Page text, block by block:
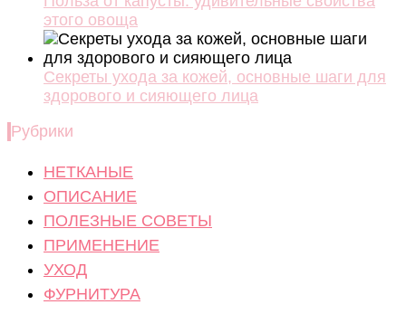
этого овоща
Секреты ухода за кожей, основные шаги для
здорового и сияющего лица
Рубрики
НЕТКАНЫЕ
ОПИСАНИЕ
ПОЛЕЗНЫЕ СОВЕТЫ
ПРИМЕНЕНИЕ
УХОД
ФУРНИТУРА